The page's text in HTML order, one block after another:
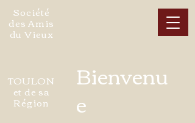
Société
des Amis
du Vieux
TOULON
et de sa
Région
Bienvenu
e